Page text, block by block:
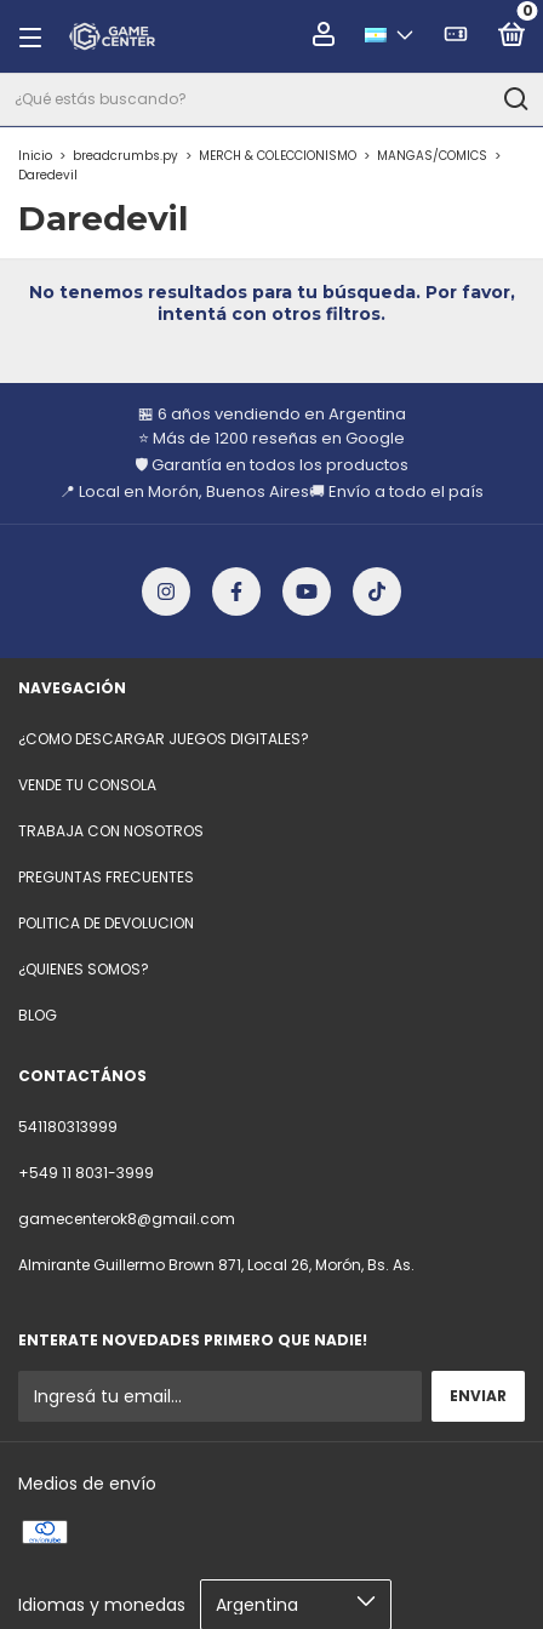
0
Inicio > breadcrumbs.py > MERCH & COLECCIONISMO > MANGAS/COMICS >
Daredevil
Daredevil
No tenemos resultados para tu búsqueda. Por favor,
intentá con otros filtros.
🏪 6 años vendiendo en Argentina
⭐ Más de 1200 reseñas en Google
🛡️ Garantía en todos los productos
📍 Local en Morón, Buenos Aires🚚 Envío a todo el país
NAVEGACIÓN
¿COMO DESCARGAR JUEGOS DIGITALES?
VENDE TU CONSOLA
TRABAJA CON NOSOTROS
PREGUNTAS FRECUENTES
POLITICA DE DEVOLUCION
¿QUIENES SOMOS?
BLOG
CONTACTÁNOS
541180313999
+549 11 8031-3999
gamecenterok8@gmail.com
Almirante Guillermo Brown 871, Local 26, Morón, Bs. As.
ENTERATE NOVEDADES PRIMERO QUE NADIE!
Medios de envío
Idiomas y monedas